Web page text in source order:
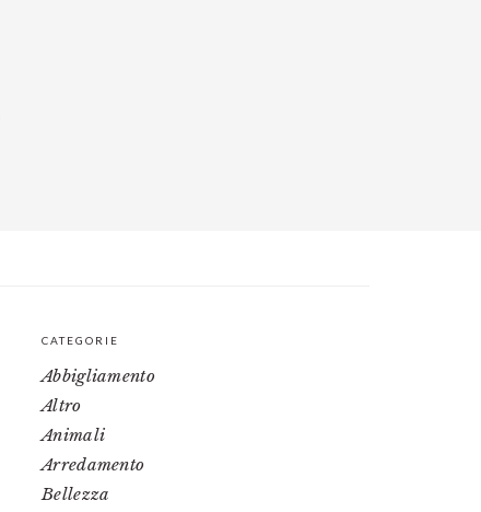
PRIMARY
SIDEBAR
CATEGORIE
Abbigliamento
Altro
Animali
Arredamento
Bellezza